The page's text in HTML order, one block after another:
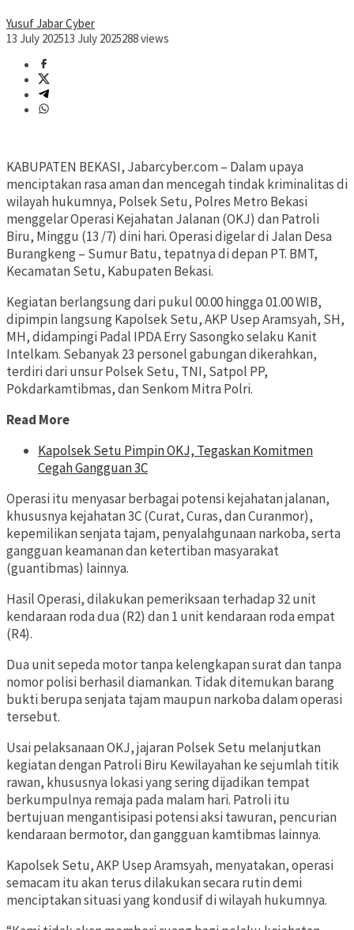
Yusuf Jabar Cyber
13 July 202513 July 2025288 views
KABUPATEN BEKASI, Jabarcyber.com – Dalam upaya
menciptakan rasa aman dan mencegah tindak kriminalitas di
wilayah hukumnya, Polsek Setu, Polres Metro Bekasi
menggelar Operasi Kejahatan Jalanan (OKJ) dan Patroli
Biru, Minggu (13 /7) dini hari. Operasi digelar di Jalan Desa
Burangkeng – Sumur Batu, tepatnya di depan PT. BMT,
Kecamatan Setu, Kabupaten Bekasi.
Kegiatan berlangsung dari pukul 00.00 hingga 01.00 WIB,
dipimpin langsung Kapolsek Setu, AKP Usep Aramsyah, SH,
MH, didampingi Padal IPDA Erry Sasongko selaku Kanit
Intelkam. Sebanyak 23 personel gabungan dikerahkan,
terdiri dari unsur Polsek Setu, TNI, Satpol PP,
Pokdarkamtibmas, dan Senkom Mitra Polri.
Read More
Kapolsek Setu Pimpin OKJ, Tegaskan Komitmen
Cegah Gangguan 3C
Operasi itu menyasar berbagai potensi kejahatan jalanan,
khususnya kejahatan 3C (Curat, Curas, dan Curanmor),
kepemilikan senjata tajam, penyalahgunaan narkoba, serta
gangguan keamanan dan ketertiban masyarakat
(guantibmas) lainnya.
Hasil Operasi, dilakukan pemeriksaan terhadap 32 unit
kendaraan roda dua (R2) dan 1 unit kendaraan roda empat
(R4).
Dua unit sepeda motor tanpa kelengkapan surat dan tanpa
nomor polisi berhasil diamankan. Tidak ditemukan barang
bukti berupa senjata tajam maupun narkoba dalam operasi
tersebut.
Usai pelaksanaan OKJ, jajaran Polsek Setu melanjutkan
kegiatan dengan Patroli Biru Kewilayahan ke sejumlah titik
rawan, khususnya lokasi yang sering dijadikan tempat
berkumpulnya remaja pada malam hari. Patroli itu
bertujuan mengantisipasi potensi aksi tawuran, pencurian
kendaraan bermotor, dan gangguan kamtibmas lainnya.
Kapolsek Setu, AKP Usep Aramsyah, menyatakan, operasi
semacam itu akan terus dilakukan secara rutin demi
menciptakan situasi yang kondusif di wilayah hukumnya.